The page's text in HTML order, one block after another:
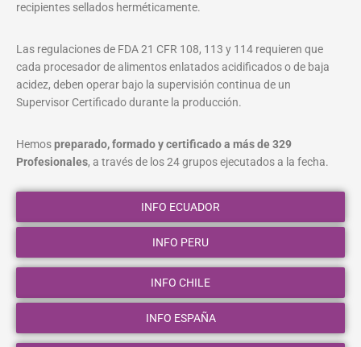
recipientes sellados herméticamente.
Las regulaciones de FDA 21 CFR 108, 113 y 114 requieren que
cada procesador de alimentos enlatados acidificados o de baja
acidez, deben operar bajo la supervisión continua de un
Supervisor Certificado durante la producción.
Hemospreparado, formado y certificado a más de 329
Profesionales, a través de los 24 grupos ejecutados a la fecha.
INFO ECUADOR
INFO PERU
INFO CHILE
INFO ESPAÑA